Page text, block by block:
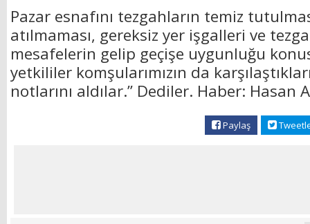
Pazar esnafını tezgahların temiz
atılmaması, gereksiz yer işgalleri ve
mesafelerin gelip geçişe uygunluğu
yetkililer komşularımızın da
notlarını aldılar.” Dediler. Haber: Hasan
Paylaş